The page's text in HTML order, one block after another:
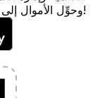
وحوِّل الأموال إلى الخارج بدون رسوم خفية. قم بالتحميل اليوم!